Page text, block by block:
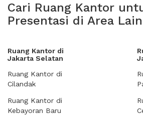
Cari Ruang Kantor
Presentasi di Area
Ruang Kantor di
Jakarta Selatan
Ruang Kantor di
Cilandak
Ruang Kantor di
Kebayoran Baru